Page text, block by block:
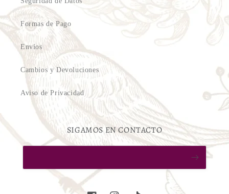
Formas de Pago
Envíos
Cambios y Devoluciones
Aviso de Privacidad
SIGAMOS EN CONTACTO